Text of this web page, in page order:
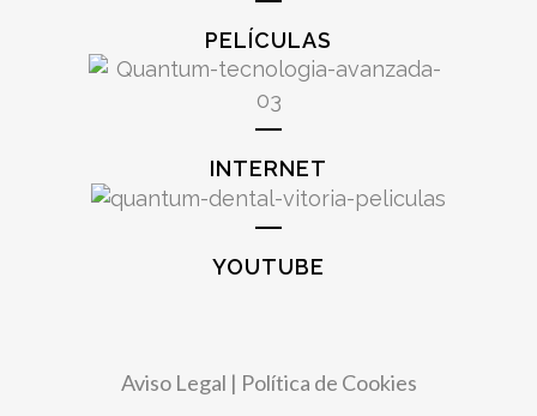
PELÍCULAS
INTERNET
YOUTUBE
Aviso Legal | Política de Cookies